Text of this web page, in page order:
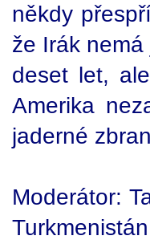
někdy
že Irák
deset let,
Amerika
jaderné
Moderátor: